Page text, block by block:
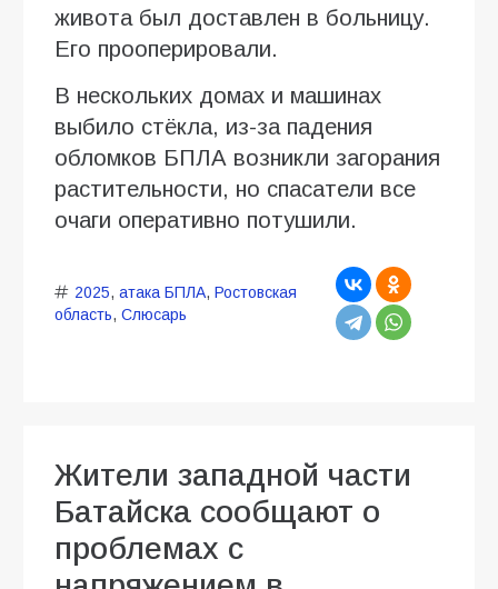
живота был доставлен в больницу.
Его прооперировали.
В нескольких домах и машинах
выбило стёкла, из-за падения
обломков БПЛА возникли загорания
растительности, но спасатели все
очаги оперативно потушили.
2025, атака БПЛА, Ростовская
область, Слюсарь
Жители западной части
Батайска сообщают о
проблемах с